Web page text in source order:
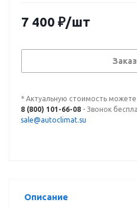
7 400 ₽/шт
* Актуальную стоимость
8 (800) 101-66-08 - Звонок
sale@autoclimat.su
Описание